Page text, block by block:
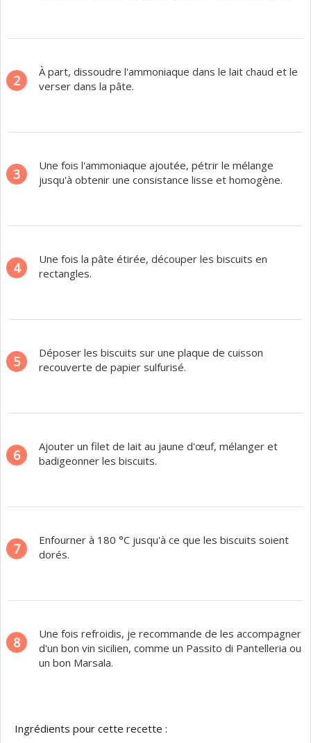
2
À part, dissoudre l'ammoniaque dans le lait chaud et le
verser dans la pâte.
3
Une fois l'ammoniaque ajoutée, pétrir le mélange
jusqu'à obtenir une consistance lisse et homogène.
4
Une fois la pâte étirée, découper les biscuits en
rectangles.
5
Déposer les biscuits sur une plaque de cuisson
recouverte de papier sulfurisé.
6
Ajouter un filet de lait au jaune d'œuf, mélanger et
badigeonner les biscuits.
7
Enfourner à 180 °C jusqu'à ce que les biscuits soient
dorés.
8
Une fois refroidis, je recommande de les accompagner
d'un bon vin sicilien, comme un Passito di Pantelleria ou
un bon Marsala.
Ingrédients pour cette recette :